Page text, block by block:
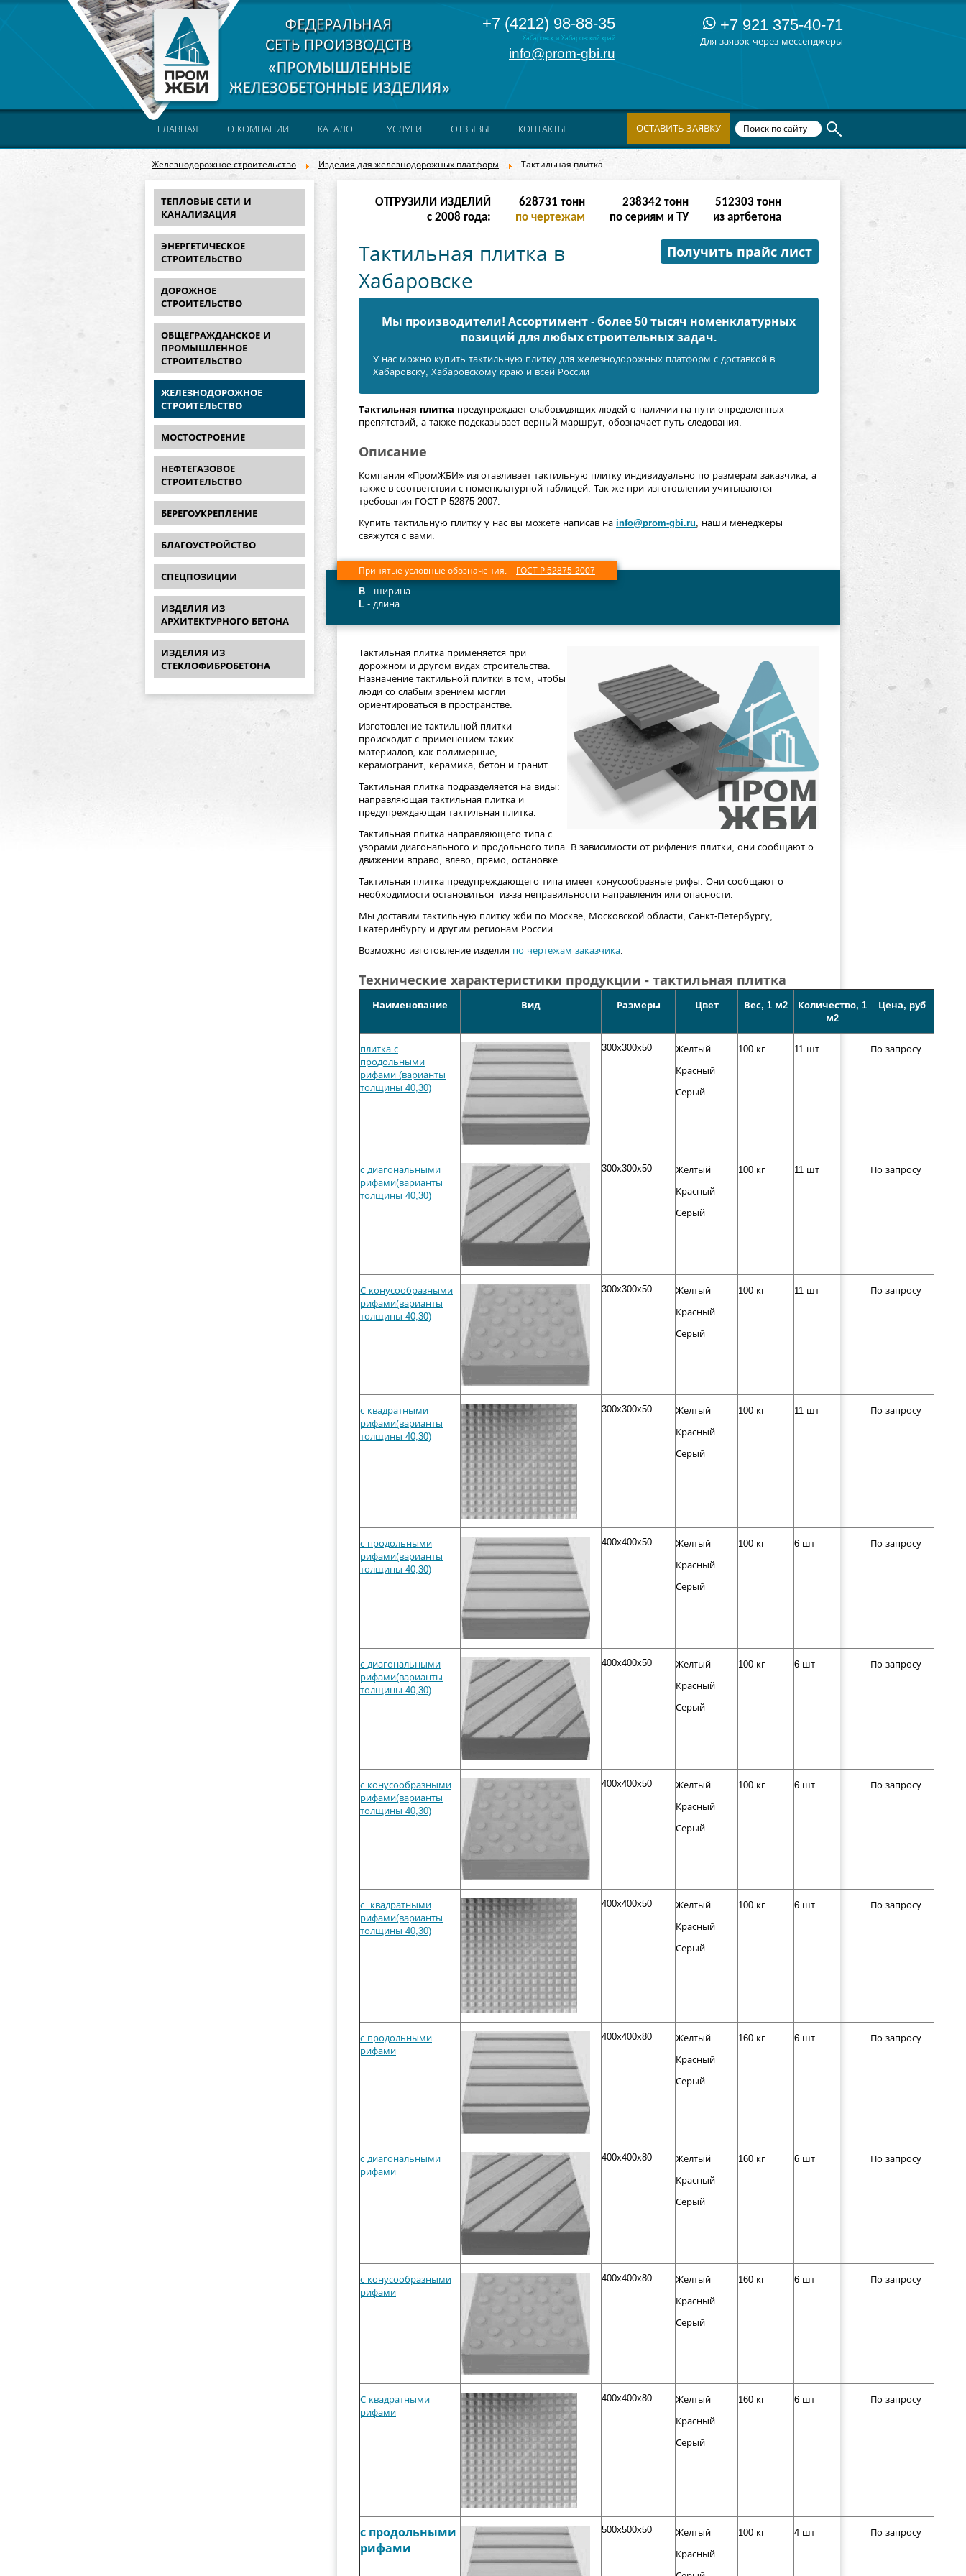
+7 (4212) 98-88-35
Хабаровск и Хабаровский край
info@prom-gbi.ru
+7 921 375-40-71
Для заявок через мессенджеры
Железнодорожное строительство Изделия для железнодорожных платформ Тактильная плитка
ГЛАВНАЯ О КОМПАНИИ КАТАЛОГ УСЛУГИ ОТЗЫВЫ КОНТАКТЫ ОСТАВИТЬ ЗАЯВКУ
ТЕПЛОВЫЕ СЕТИ И
КАНАЛИЗАЦИЯ
ЭНЕРГЕТИЧЕСКОЕ
СТРОИТЕЛЬСТВО
ДОРОЖНОЕ
СТРОИТЕЛЬСТВО
ОБЩЕГРАЖДАНСКОЕ И
ПРОМЫШЛЕННОЕ
СТРОИТЕЛЬСТВО
ЖЕЛЕЗНОДОРОЖНОЕ
СТРОИТЕЛЬСТВО
МОСТОСТРОЕНИЕ
НЕФТЕГАЗОВОЕ
СТРОИТЕЛЬСТВО
БЕРЕГОУКРЕПЛЕНИЕ
БЛАГОУСТРОЙСТВО
СПЕЦПОЗИЦИИ
ИЗДЕЛИЯ ИЗ
АРХИТЕКТУРНОГО БЕТОНА
ИЗДЕЛИЯ ИЗ
СТЕКЛОФИБРОБЕТОНА
ОТГРУЗИЛИ ИЗДЕЛИЙ
с 2008 года:
628731 тонн
по чертежам
238342 тонн
по сериям и ТУ
512303тонн
из артбетона
Получить прайс лист
Тактильная плитка в
Хабаровске
Мы производители! Ассортимент - более 50 тысяч номенклатурных
позиций для любых cтроительных задач.
У нас можно купить тактильную плитку для железнодорожных платформ с доставкой в
Хабаровску, Хабаровскому краю и всей России
Тактильная плитка предупреждает слабовидящих людей о наличии на пути определенных
препятствий, а также подсказывает верный маршрут, обозначает путь следования.
Описание
Компания «ПромЖБИ» изготавливает тактильную плитку индивидуально по размерам заказчика, а
также в соответствии с номенклатурной таблицей. Так же при изготовлении учитываются
требования ГОСТ Р 52875-2007.
Купить тактильную плитку у нас вы можете написав на info@prom-gbi.ru, наши менеджеры
свяжутся с вами.
Принятые условные обозначения: ГОСТ Р 52875-2007
B - ширина
L - длина
Тактильная плитка применяется при
дорожном и другом видах строительства.
Назначение тактильной плитки в том, чтобы
люди со слабым зрением могли
ориентироваться в пространстве.
Изготовление тактильной плитки
происходит с применением таких
материалов, как полимерные,
керамогранит, керамика, бетон и гранит.
Тактильная плитка подразделяется на виды:
направляющая тактильная плитка и
предупреждающая тактильная плитка.
Тактильная плитка направляющего типа с
узорами диагонального и продольного типа. В зависимости от рифления плитки, они сообщают о
движении вправо, влево, прямо, остановке.
Тактильная плитка предупреждающего типа имеет конусообразные рифы. Они сообщают о
необходимости остановиться из-за неправильности направления или опасности.
Мы доставим тактильную плитку жби по Москве, Московской области, Санкт-Петербургу,
Екатеринбургу и другим регионам России.
Возможно изготовление изделия по чертежам заказчика.
Технические характеристики продукции - тактильная плитка
Наименование Вид Размеры Цвет Вес, 1 м2
Количество, 1
м2
Цена, руб
плитка с
продольными
рифами (варианты
толщины 40,30)
300x300x50
Желтый
Красный
Серый
100 кг 11 шт По запросу
с диагональными
рифами(варианты
толщины 40,30)
300x300x50
Желтый
Красный
Серый
100 кг 11 шт По запросу
С конусообразными
рифами(варианты
толщины 40,30)
300x300x50
Желтый
Красный
Серый
100 кг 11 шт По запросу
с квадратными
рифами(варианты
толщины 40,30)
300x300x50
Желтый
Красный
Серый
100 кг 11 шт По запросу
с продольными
рифами(варианты
толщины 40,30)
400x400x50
Желтый
Красный
Серый
100 кг 6 шт По запросу
с диагональными
рифами(варианты
толщины 40,30)
400x400x50
Желтый
Красный
Серый
100 кг 6 шт По запросу
с конусообразными
рифами(варианты
толщины 40,30)
400x400x50
Желтый
Красный
Серый
100 кг 6 шт По запросу
с квадратными
рифами(варианты
толщины 40,30)
400x400x50
Желтый
Красный
Серый
100 кг 6 шт По запросу
с продольными
рифами
400x400x80
Желтый
Красный
Серый
160 кг 6 шт По запросу
с диагональными
рифами
400x400x80
Желтый
Красный
Серый
160 кг 6 шт По запросу
с конусообразными
рифами
400x400x80
Желтый
Красный
Серый
160 кг 6 шт По запросу
С квадратными
рифами
400x400x80
Желтый
Красный
Серый
160 кг 6 шт По запросу
с продольными
рифами
500x500x50
Желтый
Красный
100 кг 4 шт По запросу